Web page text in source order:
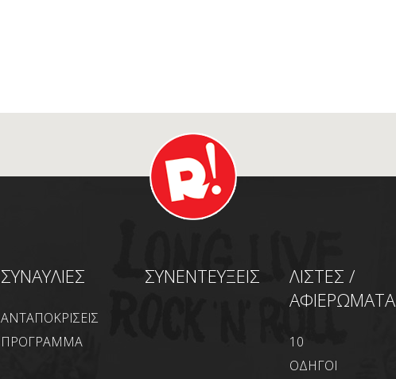
ΣΥΝΑΥΛΙΕΣ
ΑΝΤΑΠΟΚΡΙΣΕΙΣ
ΠΡΟΓΡΑΜΜΑ
ΣΥΝΕΝΤΕΥΞΕΙΣ
ΛΙΣΤΕΣ /
ΑΦΙΕΡΩΜΑΤΑ
10
ΟΔΗΓΟΙ